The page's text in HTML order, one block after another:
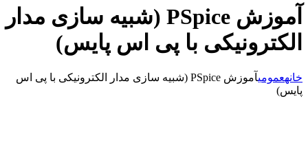
آموزش PSpice (شبیه سازی مدار
الکترونیکی با پی اس پایس)
خانهعمومی
آموزش PSpice (شبیه سازی مدار الکترونیکی با پی اس
پایس)